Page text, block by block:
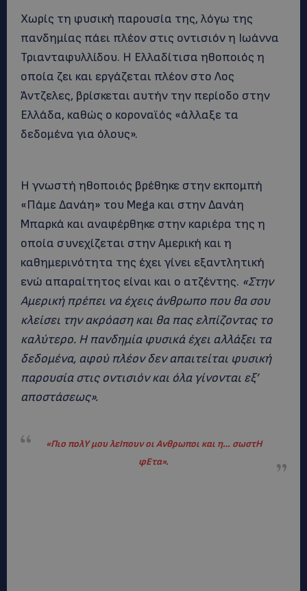
Χωρίς τη φυσική παρουσία της, λόγω της
πανδημίας πάει πλέον στις οντισιόν η Ιωάννα
Τριανταφυλλίδου. Η Ελλαδίτισα ηθοποιός η
οποία ζει και εργάζεται πλέον στο Λος
Άντζελες, βρίσκεται αυτήν την περίοδο στην
Ελλάδα, καθώς ο κοροναϊός «άλλαξε τα
δεδομένα για όλους».
Η γνωστή ηθοποιός βρέθηκε στην εκπομπή
«Πάμε Δανάη» του Mega και στην Δανάη
Μπαρκά και αναφέρθηκε στην καριέρα της η
οποία συνεχίζεται στην Αμερική και η
καθημερινότητα της έχει γίνει εξαντλητική
ενώ απαραίτητος είναι και ο ατζέντης. «Στην
Αμερική πρέπει να έχεις άνθρωπο που θα σου
κλείσει την ακρόαση και θα πας ελπίζοντας το
καλύτερο. Η πανδημία φυσικά έχει αλλάξει τα
δεδομένα, αφού πλέον δεν απαιτείται φυσική
παρουσία στις οντισιόν και όλα γίνονται εξ’
αποστάσεως».
«Πιο πολΥ μου λεΙπουν οι Ανθρωποι και η… σωστΗ
φΕτα».